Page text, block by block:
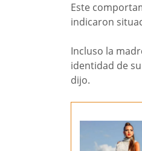
Este
indicaron
Incluso la
identidad de
dijo.